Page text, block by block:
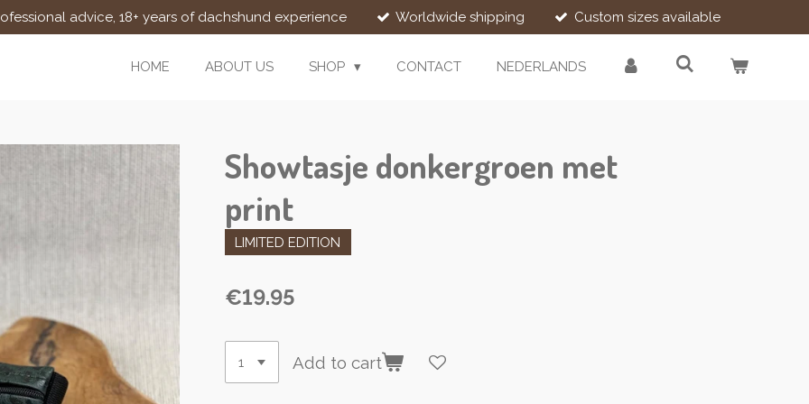
advice, 18+ years of dachshund experience Worldwide shipping Custom sizes available
HOME ABOUT US SHOP CONTACT NEDERLANDS
Showtasje donkergroen met
print
LIMITED EDITION
€19.95
Add to cart